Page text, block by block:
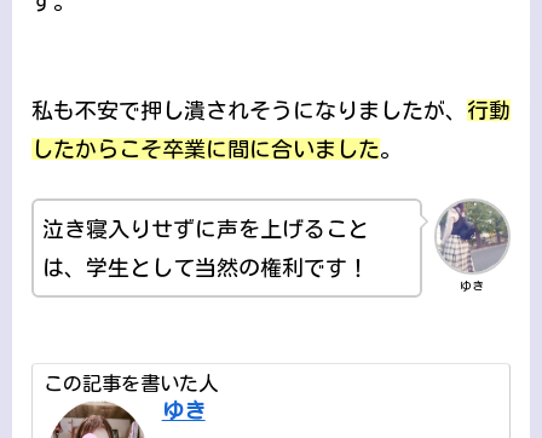
私も不安で押し潰されそうになりましたが、 行動
したからこそ卒業に間に合いました。
ゆき
泣き寝入りせずに声を上げること
は、学生として当然の権利です！
この記事を書いた人
ゆき